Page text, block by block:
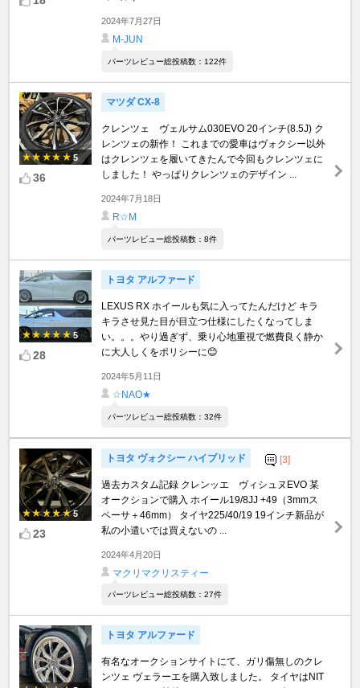
2024年7月27日
M-JUN
パーツレビュー総投稿数：122件
5
36
マツダ CX-8
クレンツェ ヴェルサム030EVO 20インチ(8.5J) ク
レンツェの新作！ これまでの愛車はヴォクシー以外
はクレンツェを履いてきたんで今回もクレンツェに
しました！ やっぱりクレンツェのデザイン ...
2024年7月18日
R☆M
パーツレビュー総投稿数：8件
5
28
トヨタ アルファード
LEXUS RX ホイールも気に入ってたんだけど キラ
キラさせ見た目が目立つ仕様にしたくなってしま
い。。。やり過ぎず、乗り心地重視で燃費良く静か
に大人しくをポリシーに😊
2024年5月11日
☆NAO★
パーツレビュー総投稿数：32件
5
23
トヨタ ヴォクシー ハイブリッド [3]
過去カスタム記録 クレンッエ ヴィシュヌEVO 某
オークションで購入 ホイール19/8JJ +49（3mmス
ペーサ＋46mm） タイヤ225/40/19 19インチ新品が
私の小遣いでは買えないの ...
2024年4月20日
マクリマクリスティー
パーツレビュー総投稿数：27件
トヨタ アルファード
有名なオークションサイトにて、ガリ傷無しのクレ
ンツェ ヴェラーエを購入致しました。 タイヤはNIT